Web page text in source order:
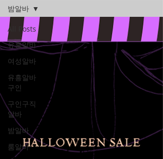
All Posts
유흥알바
여성알바
유흥알바
구인
구인구직
알바
밤알바
룸알바
밤알바